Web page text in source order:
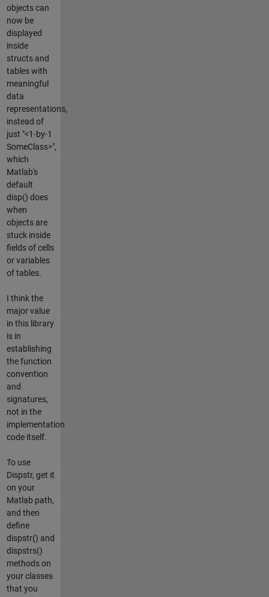
objects can
now be
displayed
inside
structs and
tables with
meaningful
data
representations,
instead of
just "<1-by-1
SomeClass>",
which
Matlab's
default
disp() does
when
objects are
stuck inside
fields of cells
or variables
of tables.
I think the
major value
in this library
is in
establishing
the function
convention
and
signatures,
not in the
implementation
code itself.
To use
Dispstr, get it
on your
Matlab path,
and then
define
dispstr() and
dispstrs()
methods on
your classes
that you